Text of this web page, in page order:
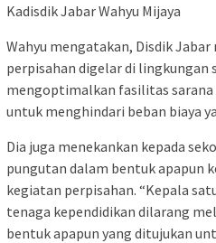
Kadisdik Jabar Wahyu Mijaya
Wahyu mengatakan, Disdik
perpisahan digelar di lingkungan
mengoptimalkan fasilitas sarana
untuk menghindari beban biaya
Dia juga menekankan kepada
pungutan dalam bentuk apapun
kegiatan perpisahan. “Kepala
tenaga kependidikan dilarang
bentuk apapun yang ditujukan